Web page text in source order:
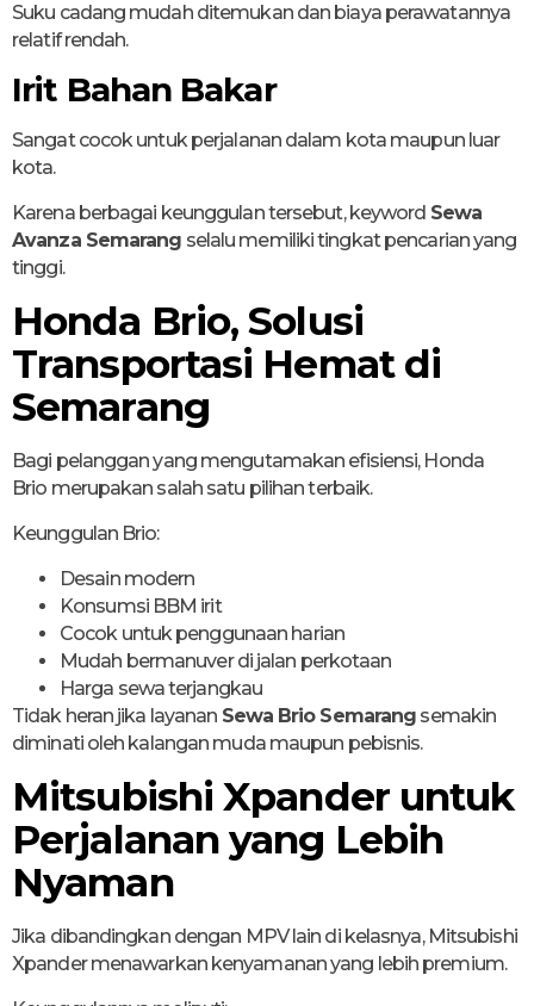
Suku cadang mudah ditemukan dan biaya perawatannya
relatif rendah.
Irit Bahan Bakar
Sangat cocok untuk perjalanan dalam kota maupun luar
kota.
Karena berbagai keunggulan tersebut, keyword Sewa
Avanza Semarang selalu memiliki tingkat pencarian yang
tinggi.
Honda Brio, Solusi
Transportasi Hemat di
Semarang
Bagi pelanggan yang mengutamakan efisiensi, Honda
Brio merupakan salah satu pilihan terbaik.
Keunggulan Brio:
Desain modern
Konsumsi BBM irit
Cocok untuk penggunaan harian
Mudah bermanuver di jalan perkotaan
Harga sewa terjangkau
Tidak heran jika layanan Sewa Brio Semarang semakin
diminati oleh kalangan muda maupun pebisnis.
Mitsubishi Xpander untuk
Perjalanan yang Lebih
Nyaman
Jika dibandingkan dengan MPV lain di kelasnya, Mitsubishi
Xpander menawarkan kenyamanan yang lebih premium.